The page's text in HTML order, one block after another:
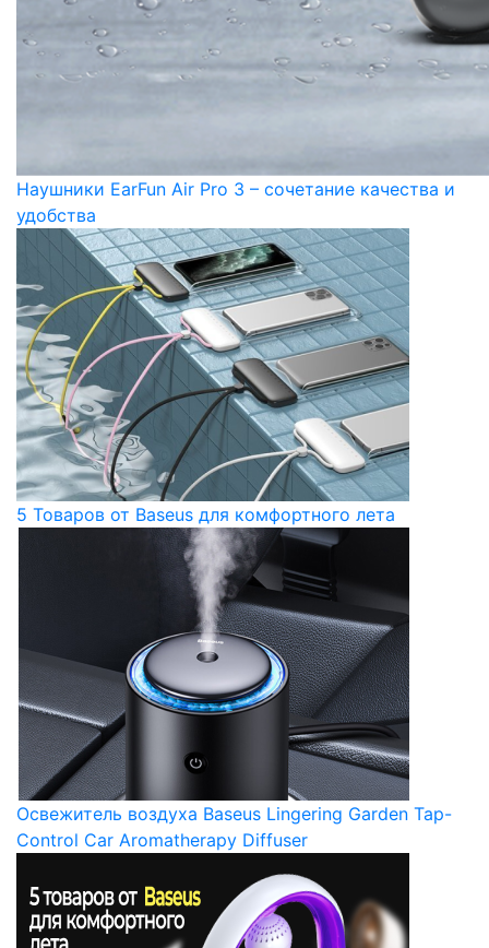
Наушники EarFun Air Pro 3 – сочетание качества и
удобства
5 Товаров от Baseus для комфортного лета
Освежитель воздуха Baseus Lingering Garden Tap-
Control Car Aromatherapy Diffuser